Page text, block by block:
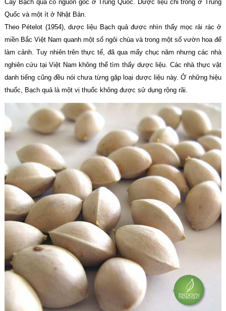
Cây Bạch quả có nguồn gốc ở Trung Quốc. Dược liệu chỉ trồng ở Trung
Quốc và một ít ở Nhật Bản.
Theo Pételot (1954), dược liệu Bạch quả được nhìn thấy mọc rải rác ở
miền Bắc Việt Nam quanh một số ngôi chùa và trong một số vườn hoa để
làm cảnh. Tuy nhiên trên thực tế, đã qua mấy chục năm nhưng các nhà
nghiên cứu tại Việt Nam không thể tìm thấy dược liệu. Các nhà thực vật
danh tiếng cũng đều nói chưa từng gặp loại dược liệu này. Ở những hiệu
thuốc, Bạch quả là một vị thuốc không được sử dụng rộng rãi.